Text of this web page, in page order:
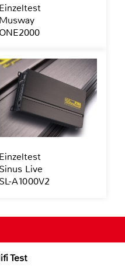
Test
Einzeltest
Musway
ONE2000
Einzeltest
Sinus Live
SL-A1000V2